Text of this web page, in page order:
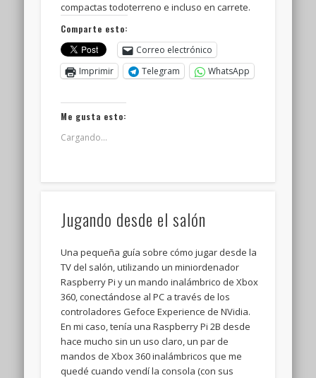
compactas todoterreno e incluso en carrete.
Comparte esto:
Correo electrónico
Imprimir
Telegram WhatsApp
Me gusta esto:
Cargando...
Jugando desde el salón
Una pequeña guía sobre cómo jugar desde la
TV del salón, utilizando un miniordenador
Raspberry Pi y un mando inalámbrico de Xbox
360, conectándose al PC a través de los
controladores Gefoce Experience de NVidia.
En mi caso, tenía una Raspberry Pi 2B desde
hace mucho sin un uso claro, un par de
mandos de Xbox 360 inalámbricos que me
quedé cuando vendí la consola (con sus